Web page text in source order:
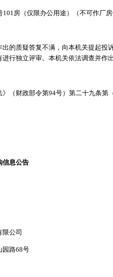
房（仅限办公用途）（不可作厂房
的质疑答复不满，向本机关提起
行独立评审。本机关依法调查并作
（财政部令第94号）第二十九条第
信息公告
限公司
园路68号